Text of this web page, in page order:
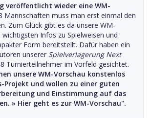
veröffentlicht wieder eine WM-
Mannschaften muss man erst einmal den
Zum Glück gibt es da unsere WM-
wichtigsten Infos zu Spielweisen und
Form bereitstellt. Dafür haben ein
unserer Spielverlagerung Next
Turnierteilnehmer im Vorfeld gesichtet.
unsere WM-Vorschau konstenlos
Projekt und wollen zu einer guten
und Einstimmung auf das
» Hier geht es zur WM-Vorschau".